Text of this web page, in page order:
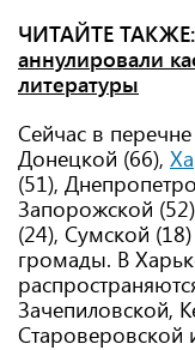
ЧИТАЙТЕ ТАКЖЕ:
аннулировали
литературы
Сейчас в
Донецкой (66),
(51),
Запорожской
(24), Сумской
громады. В
Зачепиловской,
Староверовской